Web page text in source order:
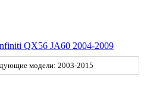
QX56 JA60 2004-2009
модели: 2003-2015